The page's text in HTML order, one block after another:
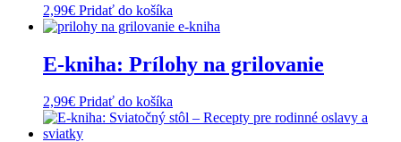
2,99€ Pridať do košíka
E-kniha: Prílohy na grilovanie
2,99€ Pridať do košíka